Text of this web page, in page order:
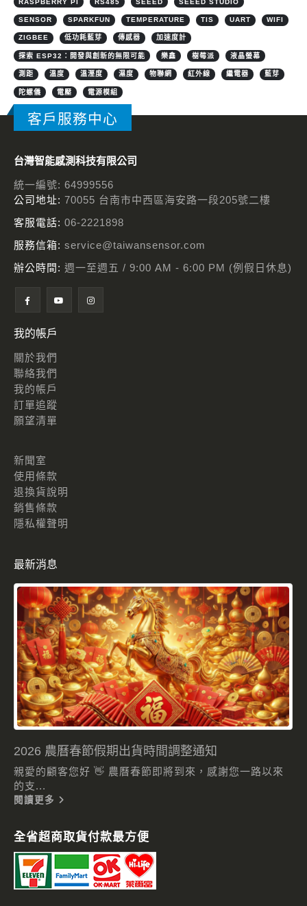
RASPBERRY PI RS485 SEEED SEEED STUDIO
SENSOR SPARKFUN TEMPERATURE TIS UART WIFI
ZIGBEE 低功耗藍芽 傳感器 加速度計
探索 ESP32：開發與創新的無限可能 樂鑫 樹莓派 液晶螢幕
測距 溫度 溫溼度 濕度 物聯網 紅外線 繼電器 藍芽
陀螺儀 電壓 電源模組
客戶服務中心
台灣智能感測科技有限公司
統一編號: 64999556
公司地址: 70055 台南市中西區海安路一段205號二樓
客服電話: 06-2221898
服務信箱: service@taiwansensor.com
辦公時間: 週一至週五 / 9:00 AM - 6:00 PM (例假日休息)
我的帳戶
關於我們
聯絡我們
我的帳戶
訂單追蹤
願望清單
新聞室
使用條款
退換貨說明
銷售條款
隱私權聲明
最新消息
2026 農曆春節假期出貨時間調整通知
親愛的顧客您好 👋 農曆春節即將到來，感謝您一路以來
的支...
閱讀更多
全省超商取貨付款最方便